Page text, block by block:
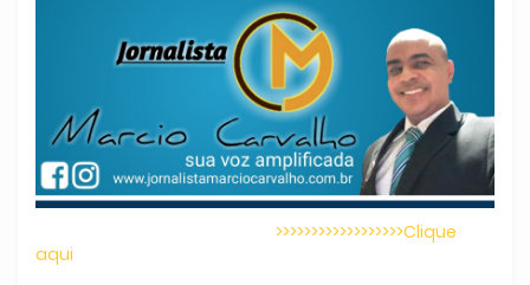
>>>>>>>>>>>>>>>>>>Clique
aqui